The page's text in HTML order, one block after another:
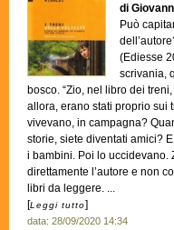
di
Può
(Ediesse
scrivania,
bosco. “Zio, nel libro dei
allora, erano stati proprio sui
vivevano, in campagna?
storie, siete diventati amici?
i bambini. Poi lo uccidevano.
direttamente l’autore e non
libri da leggere. ...
[Leggi tutto]
data: 28/09/2020 14:34